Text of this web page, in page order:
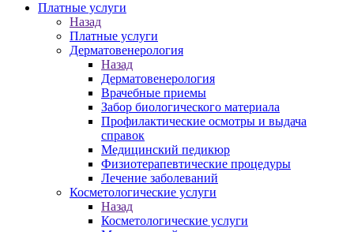
Платные услуги
Назад
Платные услуги
Дерматовенерология
Назад
Дерматовенерология
Врачебные приемы
Забор биологического материала
Профилактические осмотры и выдача
справок
Медицинский педикюр
Физиотерапевтические процедуры
Лечение заболеваний
Косметологические услуги
Назад
Косметологические услуги